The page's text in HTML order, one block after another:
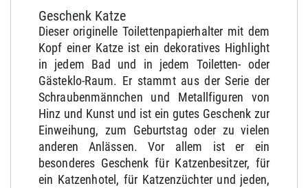
Geschenk Katze
Dieser originelle Toilettenpapierhalter mit dem
Kopf einer Katze ist ein dekoratives Highlight
in jedem Bad und in jedem Toiletten- oder
Gästeklo-Raum. Er stammt aus der Serie der
Schraubenmännchen und Metallfiguren von
Hinz und Kunst und ist ein gutes Geschenk zur
Einweihung, zum Geburtstag oder zu vielen
anderen Anlässen. Vor allem ist er ein
besonderes Geschenk für Katzenbesitzer, für
ein Katzenhotel, für Katzenzüchter und jeden,